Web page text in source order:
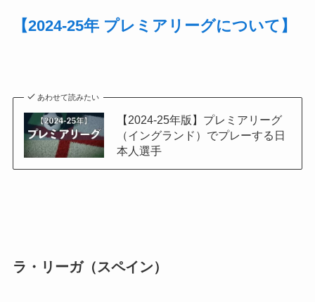
【2024-25年 プレミアリーグについて】
あわせて読みたい
【2024-25年版】プレミアリーグ
（イングランド）でプレーする日
本人選手
ラ・リーガ（スペイン）